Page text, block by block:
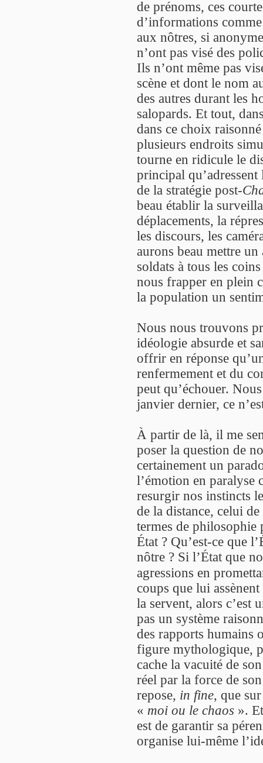
de prénoms, ces
d’informations
aux nôtres, si
n’ont pas visé des
Ils n’ont même pas
scène et dont le nom
des autres durant les
salopards. Et tout,
dans ce choix
plusieurs endroits
tourne en ridicule le
principal
de la stratégie post-
beau établir la
déplacements, la
les discours, les
aurons beau mettre
soldats à tous les
nous frapper en plein
la population un
Nous nous trouvons
idéologie absurde et
offrir en réponse
renfermement et du
peut qu’échouer.
janvier dernier, ce
À partir de là, il me
poser la question de
certainement un
l’émotion en paralyse
resurgir nos instincts
de la distance, celui
termes de philosophie
État ? Qu’est-ce que
nôtre ? Si l’État que
agressions en
coups que lui
la servent, alors c’est
pas un système
des rapports humains
figure mythologique,
cache la vacuité de
réel par la force de
repose, in fine, que
« moi ou le chaos ».
est de garantir sa
organise lui-même